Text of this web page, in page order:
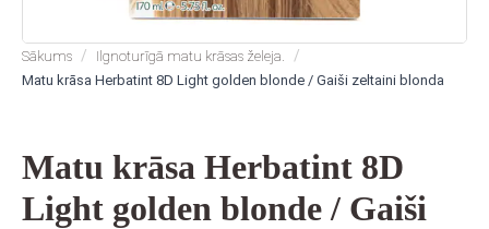
Sākums
Ilgnoturīgā matu krāsas želeja.
Matu krāsa Herbatint 8D Light golden blonde / Gaiši zeltaini blonda
Matu krāsa Herbatint 8D
Light golden blonde / Gaiši